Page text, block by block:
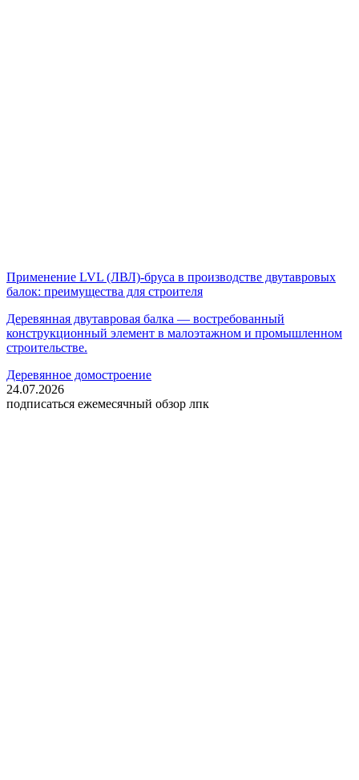
Применение LVL (ЛВЛ)-бруса в производстве двутавровых
балок: преимущества для строителя
Деревянная двутавровая балка — востребованный
конструкционный элемент в малоэтажном и промышленном
строительстве.
Деревянное домостроение
24.07.2026
подписаться ежемесячный обзор лпк